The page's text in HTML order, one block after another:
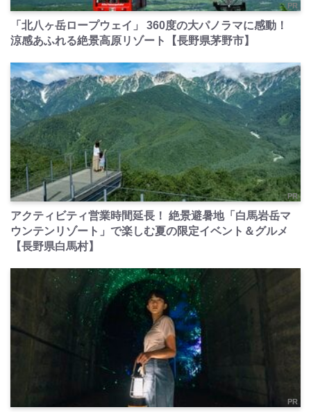
PR
「北八ヶ岳ロープウェイ」 360度の大パノラマに感動！
涼感あふれる絶景高原リゾート【長野県茅野市】
PR
アクティビティ営業時間延長！ 絶景避暑地「白馬岩岳マ
ウンテンリゾート」で楽しむ夏の限定イベント＆グルメ
【長野県白馬村】
PR